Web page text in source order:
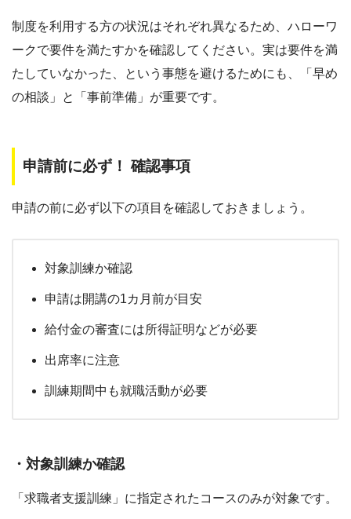
制度を利用する方の状況はそれぞれ異なるため、ハローワ
ークで要件を満たすかを確認してください。実は要件を満
たしていなかった、という事態を避けるためにも、「早め
の相談」と「事前準備」が重要です。
申請前に必ず！ 確認事項
申請の前に必ず以下の項目を確認しておきましょう。
対象訓練か確認
申請は開講の1カ月前が目安
給付金の審査には所得証明などが必要
出席率に注意
訓練期間中も就職活動が必要
・対象訓練か確認
「求職者支援訓練」に指定されたコースのみが対象です。